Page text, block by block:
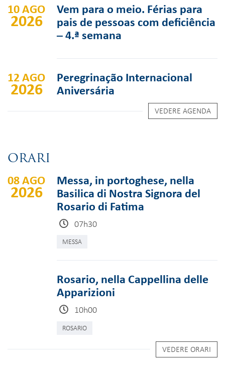
10 AGO
2026
Vem para o meio. Férias para
pais de pessoas com deficiência
– 4.ª semana
12 AGO
2026
Peregrinação Internacional
Aniversária
VEDERE AGENDA
ORARI
08 AGO
2026
Messa, in portoghese, nella
Basilica di Nostra Signora del
Rosario di Fatima
07h30
MESSA
Rosario, nella Cappellina delle
Apparizioni
10h00
ROSARIO
VEDERE ORARI